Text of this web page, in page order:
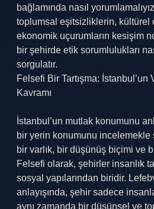
bağlamında nasıl
toplumsal eşitsizliklerin, kültürel
ekonomik uçurumların kesişim
bir şehirde etik sorumlulukları
sorgulatır.
Felsefi Bir Tartışma: İstanbul’un
Kavramı
İstanbul’un mutlak konumunu
bir yerin konumunu incelemekle
bir varlık, bir düşünüş biçimi ve
Felsefi olarak, şehirler insanlık
sosyal yapılarından biridir.
anlayışında, şehir sadece
aynı zamanda bir düşünsel ve